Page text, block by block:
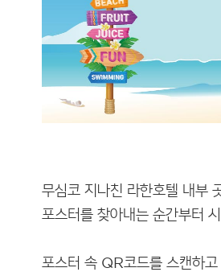
무심코 지나친 라한호텔 내부
포스터를 찾아내는 순간부터
포스터 속 QR코드를 스캔하고